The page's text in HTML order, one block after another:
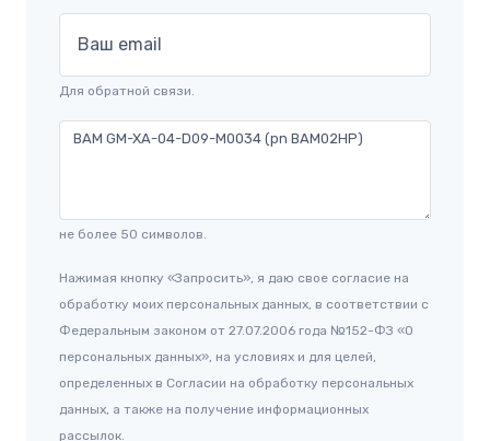
Ваш email
Для обратной связи.
не более 50 символов.
Нажимая кнопку «Запросить», я даю свое согласие на
обработку моих персональных данных, в соответствии с
Федеральным законом от 27.07.2006 года №152-ФЗ «О
персональных данных», на условиях и для целей,
определенных в Согласии на обработку персональных
данных, а также на получение информационных
рассылок.